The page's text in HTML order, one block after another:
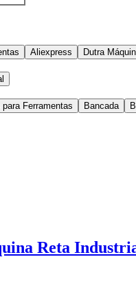
Aliexpress Dutra
Ferramentas Bancada
Reta